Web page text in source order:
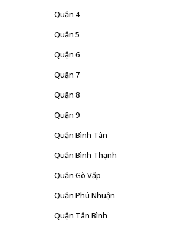
Quận 4
Quận 5
Quận 6
Quận 7
Quận 8
Quận 9
Quận Bình Tân
Quận Bình Thạnh
Quận Gò Vấp
Quận Phú Nhuận
Quận Tân Bình